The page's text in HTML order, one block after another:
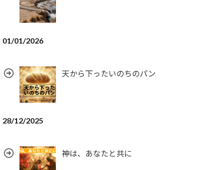
01/01/2026
天から下ったいのちのパン
28/12/2025
神は、あなたと共に